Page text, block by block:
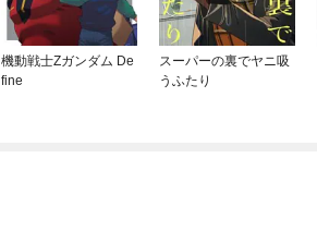
機動戦士Zガンダム De
fine
スーパーの裏でヤニ吸
うふたり